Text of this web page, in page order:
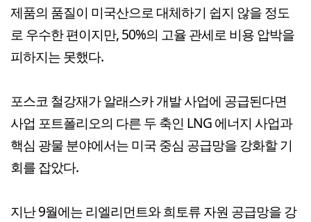
제품의 품질이 미국산으로 대체하기 쉽지 않을 정도
로 우수한 편이지만, 50%의 고율 관세로 비용 압박을
피하지는 못했다.
포스코 철강재가 알래스카 개발 사업에 공급된다면
사업 포트폴리오의 다른 두 축인 LNG 에너지 사업과
핵심 광물 분야에서는 미국 중심 공급망을 강화할 기
회를 잡았다.
지난 9월에는 리엘리먼트와 희토류 자원 공급망을 강